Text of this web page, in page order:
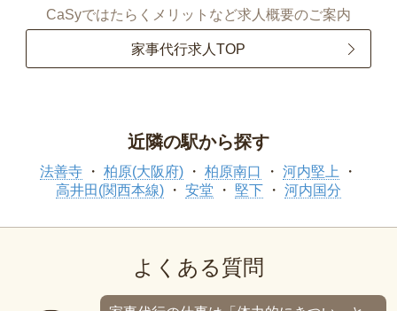
CaSyではたらくメリットなど求人概要のご案内
家事代行求人TOP
近隣の駅から探す
法善寺 柏原(大阪府) 柏原南口
河内堅上
高井田(関西本線)
安堂 堅下 河内国分
よくある質問